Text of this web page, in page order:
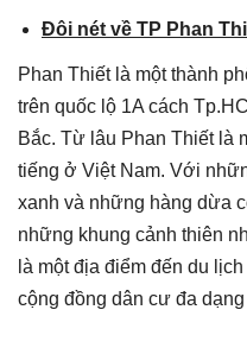
Đôi nét về TP Phan
Phan Thiết là một thành
trên quốc lộ 1A cách
Bắc. Từ lâu Phan Thiết là
tiếng ở Việt Nam. Với
xanh và những hàng dừa
những khung cảnh thiên
là một địa điểm đến du
cộng đồng dân cư đa